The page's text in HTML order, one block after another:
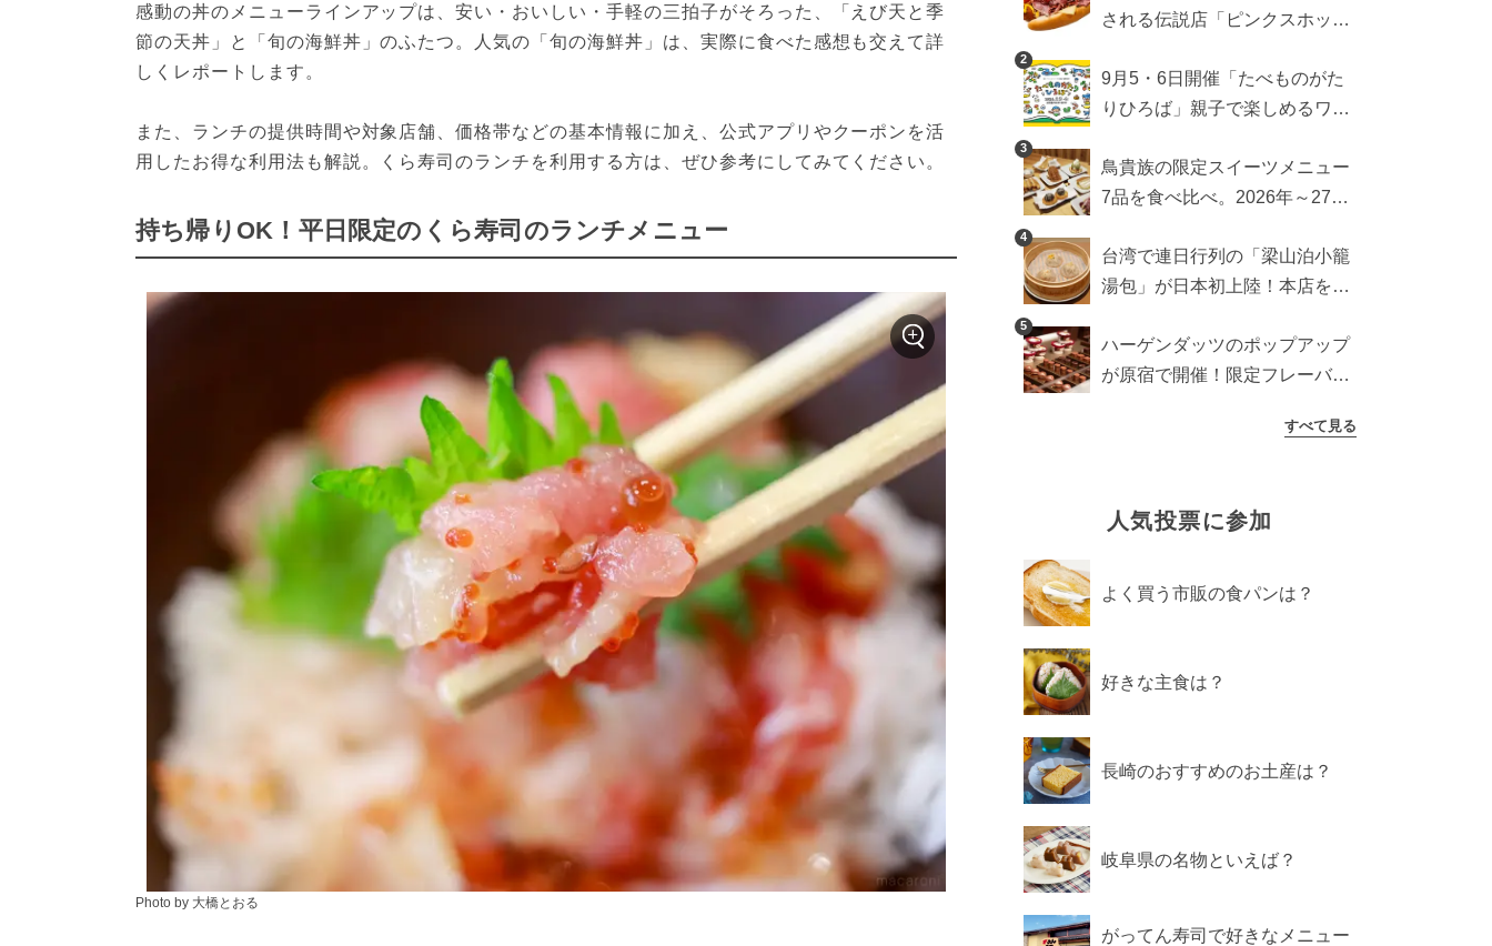
感動の丼のメニューラインアップは、安い・おいしい・手軽の三拍子がそろった、「えび天と季
節の天丼」と「旬の海鮮丼」のふたつ。人気の「旬の海鮮丼」は、実際に食べた感想も交えて詳
しくレポートします。
また、ランチの提供時間や対象店舗、価格帯などの基本情報に加え、公式アプリやクーポンを活
用したお得な利用法も解説。くら寿司のランチを利用する方は、ぜひ参考にしてみてください。
持ち帰りOK！平日限定のくら寿司のランチメニュー
Photo by 大橋とおる
される伝説店「ピンクスホット
ットドッグブーム到来!?
2
9月5・6日開催「たべものがた
りひろば」親子で楽しめるワー
ーなどをご紹介
3
鳥貴族の限定スイーツメニュー
7品を食べ比べ。2026年～27年
4
台湾で連日行列の「梁山泊小籠
湯包」が日本初上陸！本店を知
5
ハーゲンダッツのポップアップ
が原宿で開催！限定フレーバー
すべて見る
人気投票に参加
よく買う市販の食パンは？
好きな主食は？
長崎のおすすめのお土産は？
岐阜県の名物といえば？
がってん寿司で好きなメニュー